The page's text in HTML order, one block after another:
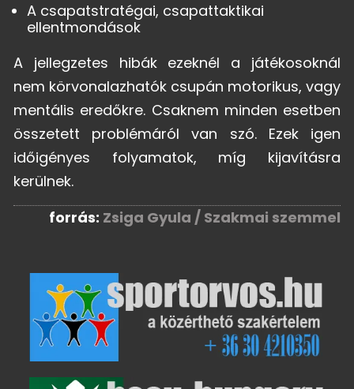
A csapatstratégai, csapattaktikai
ellentmondások
A jellegzetes hibák ezeknél a játékosoknál
nem körvonalazhatók csupán motorikus, vagy
mentális eredőkre. Csaknem minden esetben
összetett problémáról van szó. Ezek igen
időigényes folyamatok, míg kijavításra
kerülnek.
forrás: Zsiga Gyula / Szakmai szemmel